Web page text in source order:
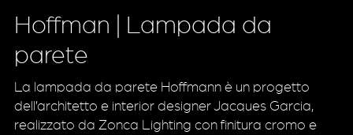
Hoffman | Lampada da
parete
La lampada da parete Hoffmann è un progetto
dell’architetto e interior designer Jacques Garcia,
realizzato da Zonca Lighting con finitura cromo e